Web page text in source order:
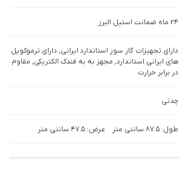
24 ماه ضمانت استیل البرز
دارای تجهیزات گاز سوز استاندارد ایرانی, دارای ترموکوپل
های ایرانی استاندارد, مجهز به به فندک الکتریکی, مقاوم
در برابر حرارت
چدنی
طول: 87.5 سانتی متر عرض: 47.5 سانتی متر